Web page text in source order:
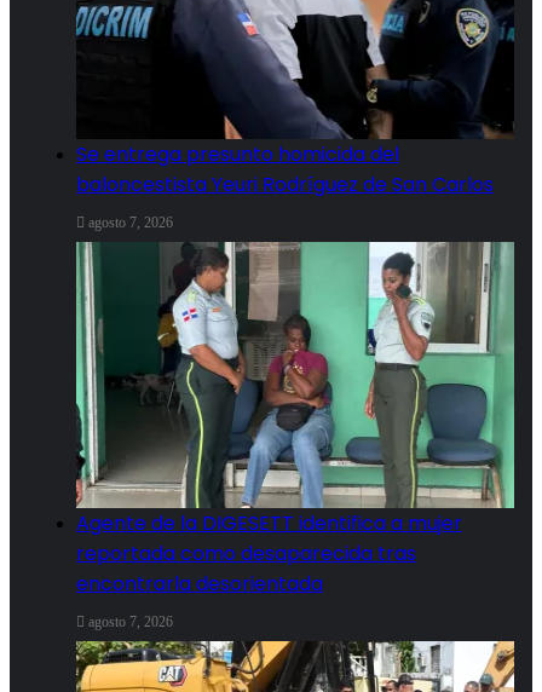
Se entrega presunto homicida del
baloncestista Yeuri Rodríguez de San Carlos
agosto 7, 2026
Agente de la DIGESETT identifica a mujer
reportada como desaparecida tras
encontrarla desorientada
agosto 7, 2026